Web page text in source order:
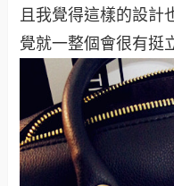
且我覺得這樣的設計
覺就一整個會很有挺